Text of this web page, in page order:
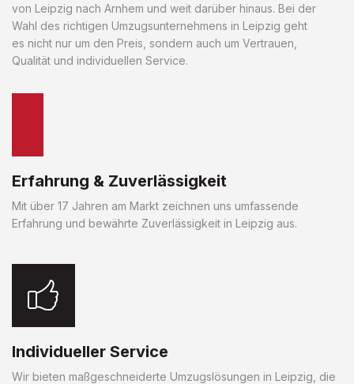
von Leipzig nach Arnhem und weit darüber hinaus. Bei der
Wahl des richtigen Umzugsunternehmens in Leipzig geht
es nicht nur um den Preis, sondern auch um Vertrauen,
Qualität und individuellen Service.
Erfahrung & Zuverlässigkeit
Mit über 17 Jahren am Markt zeichnen uns umfassende
Erfahrung und bewährte Zuverlässigkeit in Leipzig aus.
Individueller Service
Wir bieten maßgeschneiderte Umzugslösungen in Leipzig, die